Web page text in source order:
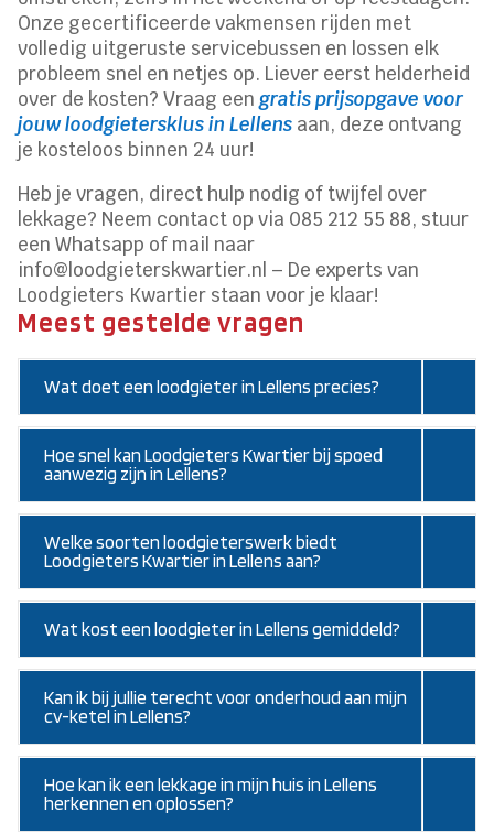
Onze gecertificeerde vakmensen rijden met
volledig uitgeruste servicebussen en lossen elk
probleem snel en netjes op. Liever eerst helderheid
over de kosten? Vraag eengratis prijsopgave voor
jouw loodgietersklus in Lellens aan, deze ontvang
je kosteloos binnen 24 uur!
Heb je vragen, direct hulp nodig of twijfel over
lekkage? Neem contact op via 085 212 55 88, stuur
een Whatsapp of mail naar
info@loodgieterskwartier.nl – De experts van
Loodgieters Kwartier staan voor je klaar!
Meest gestelde vragen
Wat doet een loodgieter in Lellens precies?
Hoe snel kan Loodgieters Kwartier bij spoed
aanwezig zijn in Lellens?
Welke soorten loodgieterswerk biedt
Loodgieters Kwartier in Lellens aan?
Wat kost een loodgieter in Lellens gemiddeld?
Kan ik bij jullie terecht voor onderhoud aan mijn
cv-ketel in Lellens?
Hoe kan ik een lekkage in mijn huis in Lellens
herkennen en oplossen?